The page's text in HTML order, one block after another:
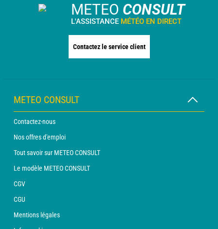
METEO CONSULT
L'ASSISTANCE MÉTÉO EN DIRECT
Contactez le service client
METEO CONSULT
Contactez-nous
Nos offres d'emploi
Tout savoir sur METEO CONSULT
Le modèle METEO CONSULT
CGV
CGU
Mentions légales